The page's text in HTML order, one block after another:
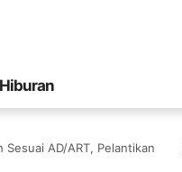
Hiburan
Sesuai AD/ART, Pelantikan